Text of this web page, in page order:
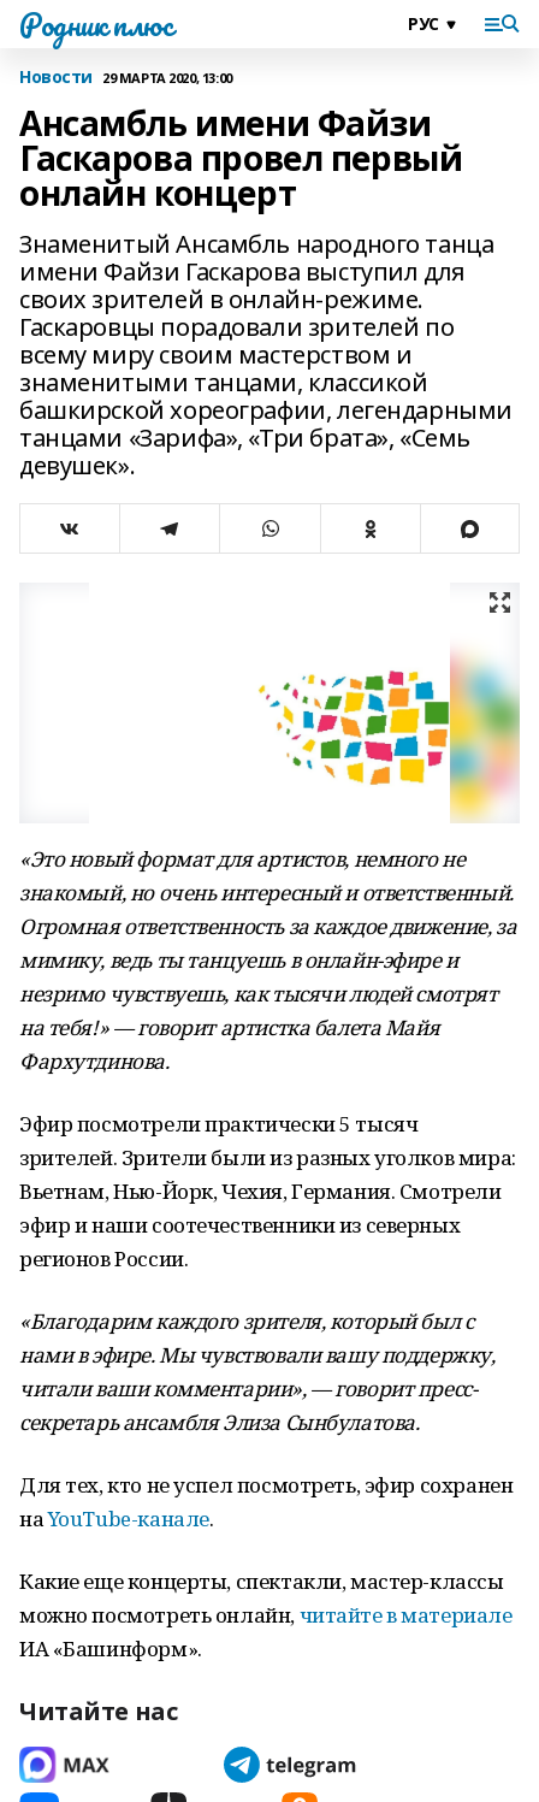
Родник плюс
Новости 29 МАРТА 2020, 13:00
Ансамбль имени Файзи
Гаскарова провел первый
онлайн концерт
Знаменитый Ансамбль народного танца
имени Файзи Гаскарова выступил для
своих зрителей в онлайн-режиме.
Гаскаровцы порадовали зрителей по
всему миру своим мастерством и
знаменитыми танцами, классикой
башкирской хореографии, легендарными
танцами «Зарифа», «Три брата», «Семь
девушек».
«Это новый формат для артистов, немного не
знакомый, но очень интересный и ответственный.
Огромная ответственность за каждое движение, за
мимику, ведь ты танцуешь в онлайн-эфире и
незримо чувствуешь, как тысячи людей смотрят
на тебя!» — говорит артистка балета Майя
Фархутдинова.
Эфир посмотрели практически 5 тысяч
зрителей. Зрители были из разных уголков мира:
Вьетнам, Нью-Йорк, Чехия, Германия. Смотрели
эфир и наши соотечественники из северных
регионов России.
«Благодарим каждого зрителя, который был с
нами в эфире. Мы чувствовали вашу поддержку,
читали ваши комментарии», — говорит пресс-
секретарь ансамбля Элиза Сынбулатова.
Для тех, кто не успел посмотреть, эфир сохранен
наYouTube-канале.
Какие еще концерты, спектакли, мастер-классы
можно посмотреть онлайн,читайте в материале
ИА «Башинформ».
Читайте нас